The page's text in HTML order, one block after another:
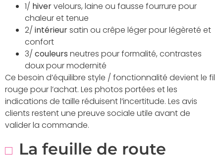
1/ hivervelours, laine ou fausse fourrure pour
chaleur et tenue
2/ intérieursatin ou crêpe léger pour légèreté et
confort
3/ couleurs neutres pour formalité, contrastes
doux pour modernité
Ce besoin d’équilibre style / fonctionnalité devient le fil
rouge pour l’achat. Les photos portées et les
indications de taille réduisent l’incertitude. Les avis
clients restent une preuve sociale utile avant de
valider la commande.
La feuille de route